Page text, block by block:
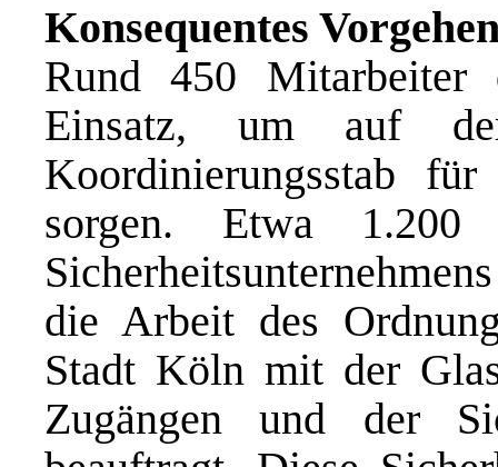
Konsequentes
Rund 450 Mitarbeiter
Einsatz, um auf
Koordinierungsstab
sorgen. Etwa 1.200
die Arbeit des
Stadt Köln mit der
Zugängen und der